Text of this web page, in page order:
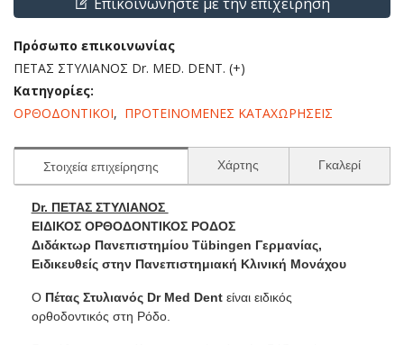
Επικοινωνήστε με την επιχείρηση
Πρόσωπο επικοινωνίας
ΠΕΤΑΣ ΣΤΥΛΙΑΝΟΣ Dr. MED. DENT. (+)
Κατηγορίες:
ΟΡΘΟΔΟΝΤΙΚΟΙ, ΠΡΟΤΕΙΝΟΜΕΝΕΣ ΚΑΤΑΧΩΡΗΣΕΙΣ
Στοιχεία επιχείρησης Χάρτης Γκαλερί
Dr. ΠΕΤΑΣ ΣΤΥΛΙΑΝΟΣ
ΕΙΔΙΚΟΣ ΟΡΘΟΔΟΝΤΙΚΟΣ ΡΟΔΟΣ
Διδάκτωρ Πανεπιστημίου Tübingen Γερμανίας,
Ειδικευθείς στην Πανεπιστημιακή Κλινική Μονάχου
Ο Πέτας Στυλιανός Dr Med Dentείναι ειδικός
ορθοδοντικός στη Ρόδο.